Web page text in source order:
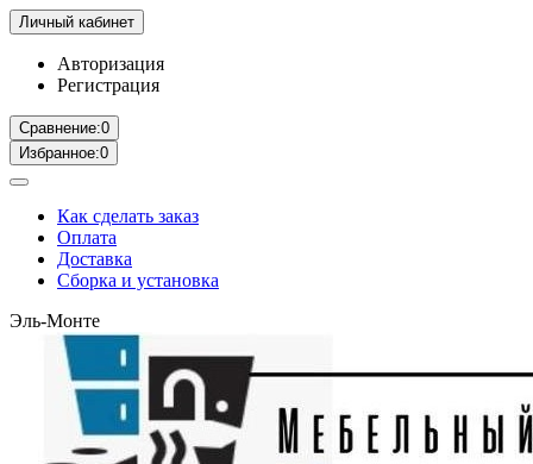
Личный кабинет
Авторизация
Регистрация
Сравнение:0
Избранное:0
Как сделать заказ
Оплата
Доставка
Сборка и установка
Эль-Монте